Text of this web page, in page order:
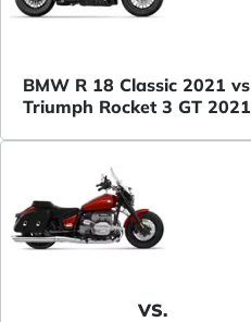
BMW R 18 Classic 2021 vs
Triumph Rocket 3 GT 2021
VS.